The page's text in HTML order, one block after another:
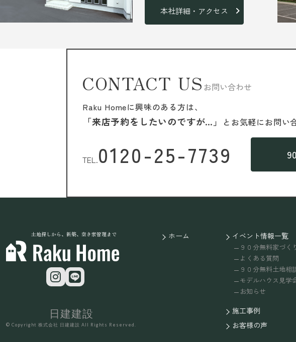
本社詳細・アクセス
CONTACT US お問い合わせ
Raku Homeに興味のある方は、
「来店予約をしたいのですが…」 と お気軽にお問い
TEL.0120-25-7739
土地探しから、新築、空き家管理まで ホーム イベント情報一覧
９０分無料家づく
よくある質問
９０分無料土地相
モデルハウス見学
お知らせ
施工事例
お客様の声
日建建設
© Copyright 株式会社 日建建設 All Rights Reserved.